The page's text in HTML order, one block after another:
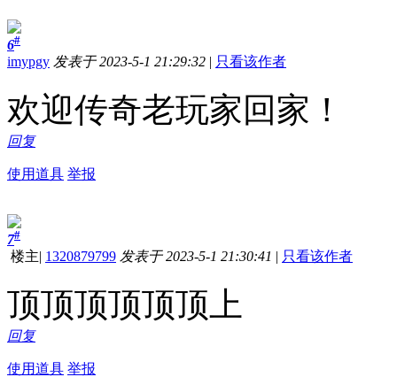
6#
imypgy 发表于 2023-5-1 21:29:32 | 只看该作者
欢迎传奇老玩家回家！
回复
使用道具 举报
7#
楼主| 1320879799 发表于 2023-5-1 21:30:41 | 只看该作者
顶顶顶顶顶顶上
回复
使用道具 举报